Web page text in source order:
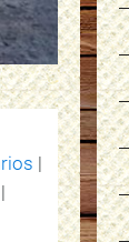
|
|